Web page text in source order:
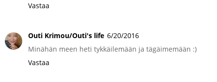
Vastaa
Outi Krimou/Outi's life 6/20/2016
Minähän meen heti tykkäilemään ja tägäimemään :)
Vastaa